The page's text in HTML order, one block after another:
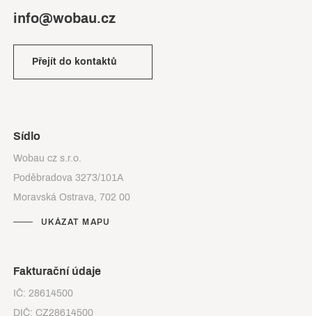
info@wobau.cz
Přejít do kontaktů
Sídlo
Wobau cz s.r.o.
Poděbradova 3273/101A
Moravská Ostrava, 702 00
UKÁZAT MAPU
Fakturační údaje
IČ: 28614500
DIČ: CZ28614500